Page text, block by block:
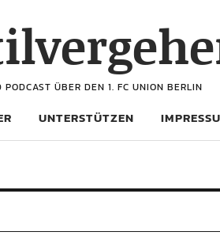
PODCAST ÜBER DEN 1. FC UNION BERLIN
UNTERSTÜTZEN